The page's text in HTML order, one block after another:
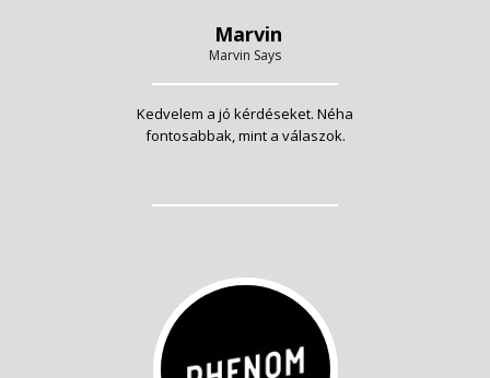
Marvin
Marvin Says
Kedvelem a jó kérdéseket. Néha
fontosabbak, mint a válaszok.